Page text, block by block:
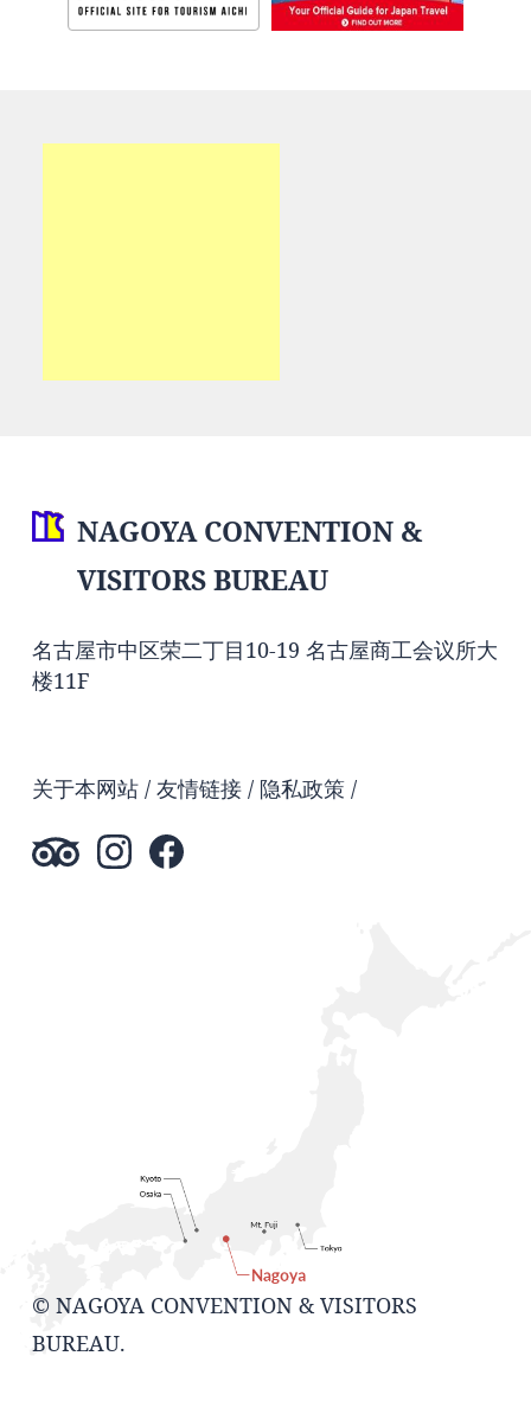
NAGOYA CONVENTION &
VISITORS BUREAU
名古屋市中区荣二丁目10-19 名古屋商工会议所大
楼11F
关于本网站 友情链接 隐私政策
© NAGOYA CONVENTION & VISITORS
BUREAU.